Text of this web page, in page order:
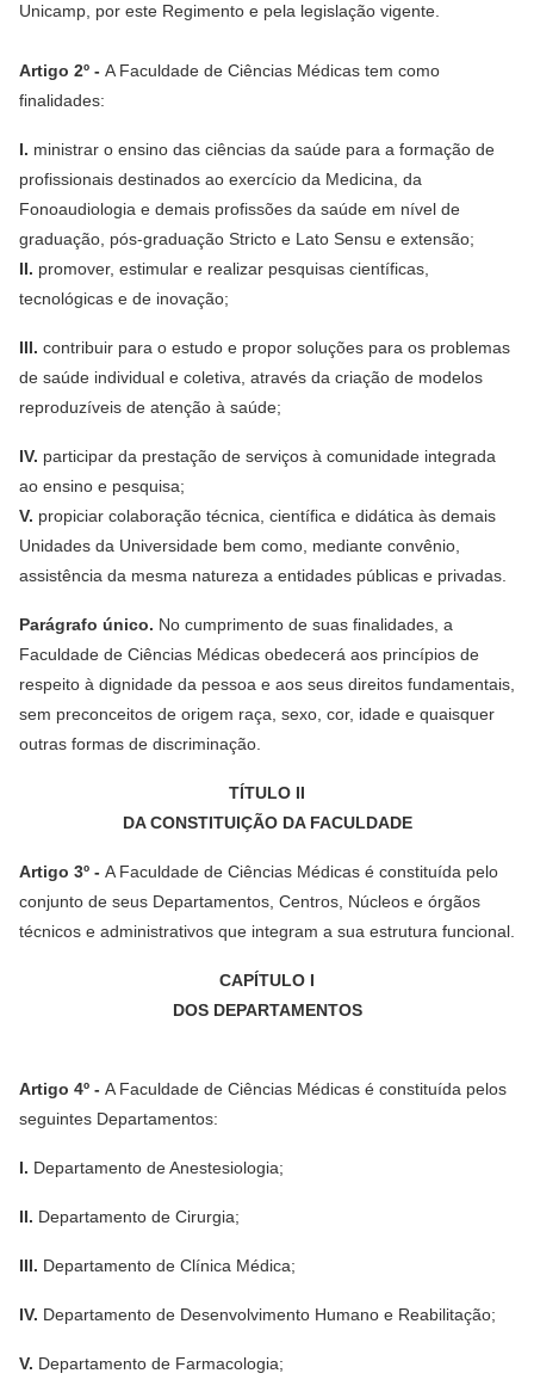
Unicamp, por este Regimento e pela legislação vigente.
Artigo 2º - A Faculdade de Ciências Médicas tem como
finalidades:
I. ministrar o ensino das ciências da saúde para a formação de
profissionais destinados ao exercício da Medicina, da
Fonoaudiologia e demais profissões da saúde em nível de
graduação, pós-graduação Stricto e Lato Sensu e extensão;
II. promover, estimular e realizar pesquisas científicas,
tecnológicas e de inovação;
III. contribuir para o estudo e propor soluções para os problemas
de saúde individual e coletiva, através da criação de modelos
reproduzíveis de atenção à saúde;
IV. participar da prestação de serviços à comunidade integrada
ao ensino e pesquisa;
V. propiciar colaboração técnica, científica e didática às demais
Unidades da Universidade bem como, mediante convênio,
assistência da mesma natureza a entidades públicas e privadas.
Parágrafo único. No cumprimento de suas finalidades, a
Faculdade de Ciências Médicas obedecerá aos princípios de
respeito à dignidade da pessoa e aos seus direitos fundamentais,
sem preconceitos de origem raça, sexo, cor, idade e quaisquer
outras formas de discriminação.
TÍTULO II
DA CONSTITUIÇÃO DA FACULDADE
Artigo 3º - A Faculdade de Ciências Médicas é constituída pelo
conjunto de seus Departamentos, Centros, Núcleos e órgãos
técnicos e administrativos que integram a sua estrutura funcional.
CAPÍTULO I
DOS DEPARTAMENTOS
Artigo 4º - A Faculdade de Ciências Médicas é constituída pelos
seguintes Departamentos:
I. Departamento de Anestesiologia;
II. Departamento de Cirurgia;
III. Departamento de Clínica Médica;
IV. Departamento de Desenvolvimento Humano e Reabilitação;
V. Departamento de Farmacologia;